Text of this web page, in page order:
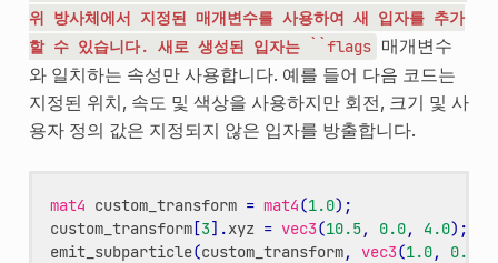
위 방사체에서 지정된 매개변수를 사용하여 새 입자를 추가
할 수 있습니다. 새로 생성된 입자는 ``flags 매개변수
와 일치하는 속성만 사용합니다. 예를 들어 다음 코드는
지정된 위치, 속도 및 색상을 사용하지만 회전, 크기 및 사
용자 정의 값은 지정되지 않은 입자를 방출합니다.
mat4 custom_transform = mat4(1.0);
custom_transform[3].xyz = vec3(10.5, 0.0, 4.0);
emit_subparticle(custom_transform, vec3(1.0, 0.5